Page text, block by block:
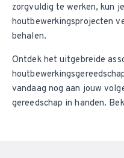
zorgvuldig te werken, kun
houtbewerkingsprojecten
behalen.
Ontdek het uitgebreide
vandaag nog aan jouw
gereedschap in handen.